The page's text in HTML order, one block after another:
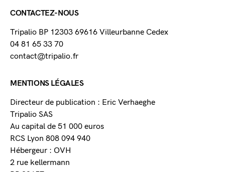
CONTACTEZ-NOUS
Tripalio BP 12303 69616 Villeurbanne Cedex
04 81 65 33 70
contact@tripalio.fr
MENTIONS LÉGALES
Directeur de publication : Eric Verhaeghe
Tripalio SAS
Au capital de 51 000 euros
RCS Lyon 808 094 940
Hébergeur : OVH
2 rue kellermann